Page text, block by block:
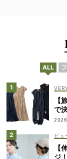
ALL
【
で
ビュ
【
ジ